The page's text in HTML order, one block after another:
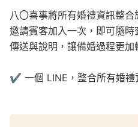
八〇喜事將所有婚禮資訊整
邀請賓客加入一次，即可隨
傳送與說明，讓備婚過程更加
✔︎ 一個 LINE，整合所有婚禮